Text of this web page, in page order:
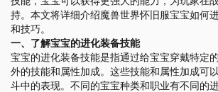
持。本文将详细介绍魔兽世界怀旧服宝宝如何
和技巧。
一、了解宝宝的进化装备技能
宝宝的进化装备技能是指通过给宝宝穿戴特定
外的技能和属性加成。这些技能和属性加成可
斗中的表现。不同的宝宝种类和职业有不同的